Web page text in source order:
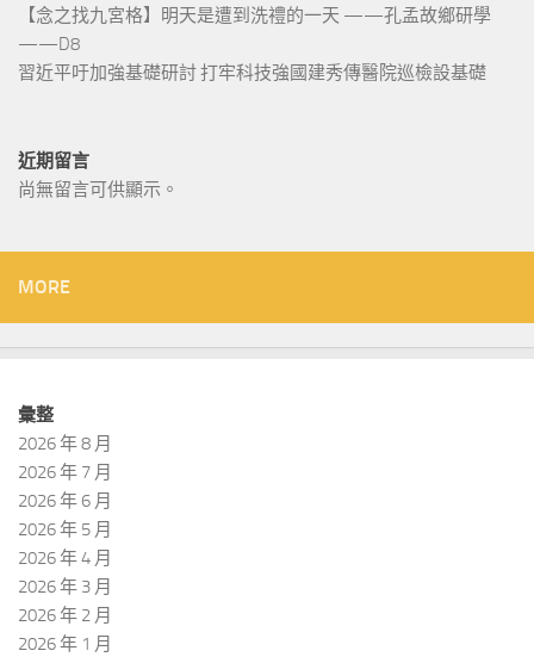
【念之找九宮格】明天是遭到洗禮的一天 ——孔孟故鄉研學
——D8
習近平吁加強基礎研討 打牢科技強國建秀傳醫院巡檢設基礎
近期留言
尚無留言可供顯示。
MORE
彙整
2026 年 8 月
2026 年 7 月
2026 年 6 月
2026 年 5 月
2026 年 4 月
2026 年 3 月
2026 年 2 月
2026 年 1 月